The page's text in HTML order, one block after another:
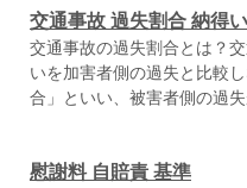
交通事故 過失割合 納得
交通事故の過失割合とは？
いを加害者側の過失と比較
合」といい、被害者側の過
慰謝料 自賠責 基準